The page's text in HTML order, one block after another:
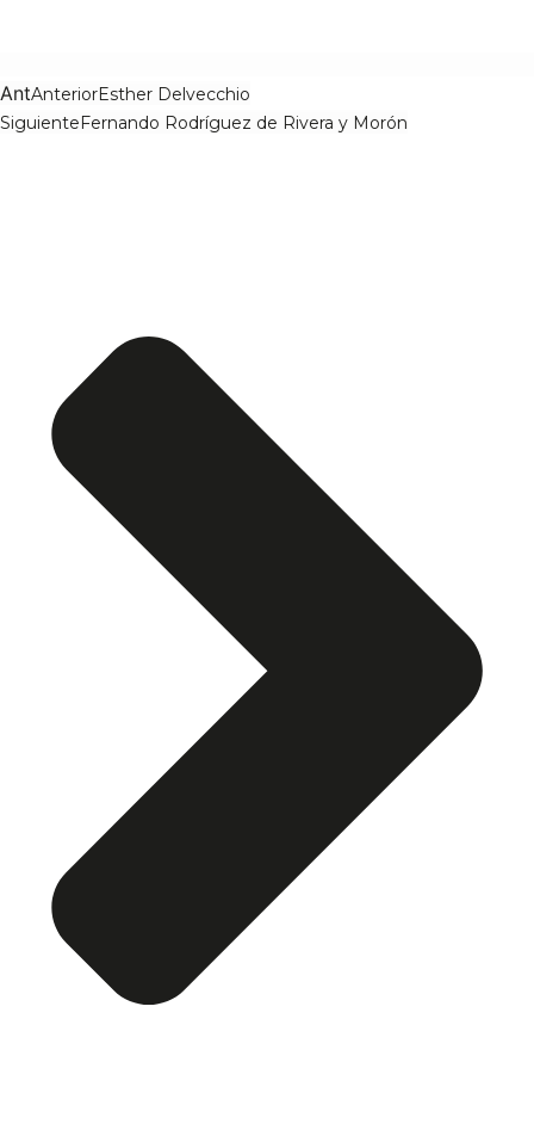
AntAnteriorEsther Delvecchio
SiguienteFernando Rodríguez de Rivera y Morón